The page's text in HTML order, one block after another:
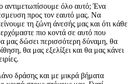
όλο αυτό; Ένα
προς τον εαυτό μας. Να
τη ζώνη άνεσής μας και ότι κάθε
πιο κοντά σε αυτό που
μας δώσει περισσότερη δύναμη, θα
θα μας εξελίξει και θα μας κάνει
δράσης και με μικρά βήματα